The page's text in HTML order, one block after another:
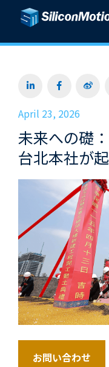
April 23, 2026
未来への礎
台北本社が
お問い合わせ